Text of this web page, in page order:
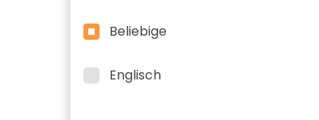
Beliebige
Englisch